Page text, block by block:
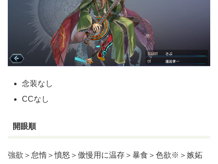
念装なし
CCなし
開眼順
強欲＞怠惰＞憤怒＞傲慢用に温存＞暴食＞色欲※＞嫉妬